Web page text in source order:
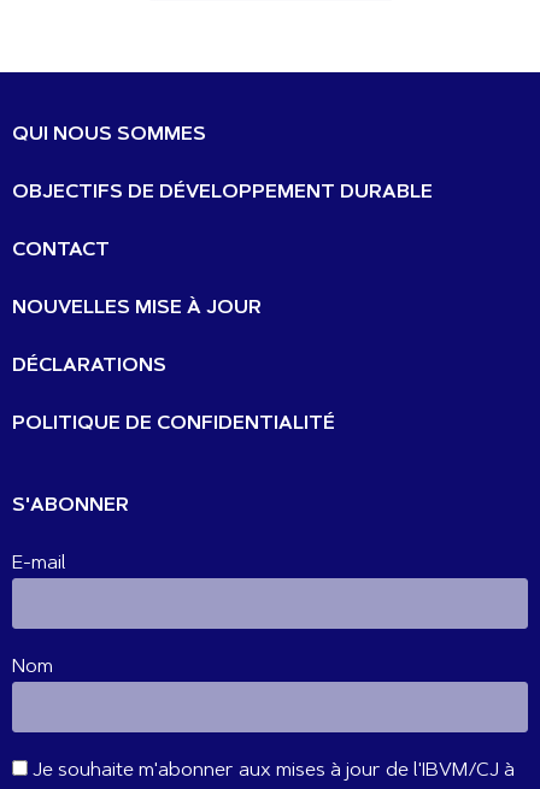
QUI NOUS SOMMES
OBJECTIFS DE DÉVELOPPEMENT DURABLE
CONTACT
NOUVELLES MISE À JOUR
DÉCLARATIONS
POLITIQUE DE CONFIDENTIALITÉ
S'ABONNER
E-mail
Nom
Je souhaite m'abonner aux mises à jour de l'IBVM/CJ à